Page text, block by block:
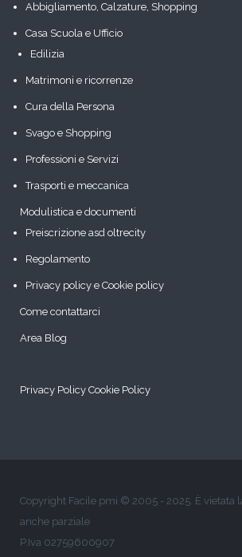
Abbigliamento, Calzature, Shopping
Casa Scuola e Ufficio
Edilizia
Matrimoni e ricorrenze
Cura della Persona
Svago e Shopping
Professioni e Servizi
Trasporti e meccanica
Modulistica e documenti
Preiscrizione asd oltrecity
Regolamento
Privacy policy e Cookie policy
Come contattarci
Area Blog
Privacy Policy Cookie Policy
Copyright Facile pmi © 2005 - 2025. È vietata
anche parziale
P.Iva 02759600907